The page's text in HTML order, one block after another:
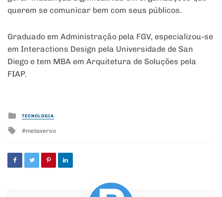
querem se comunicar bem com seus públicos.
Graduado em Administração pela FGV, especializou-se
em Interactions Design pela Universidade de San
Diego e tem MBA em Arquitetura de Soluções pela
FIAP.
Posted
in
TECNOLOGIA
Tagged
metaverso